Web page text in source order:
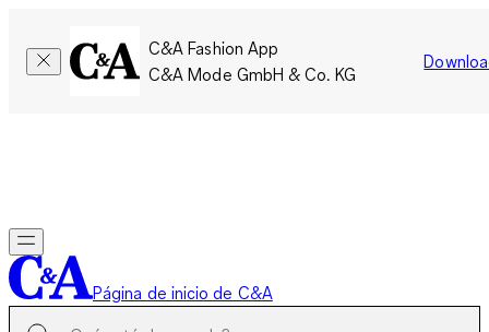
C&A Fashion App
C&A Mode GmbH & Co. KG
Página de inicio de C&A